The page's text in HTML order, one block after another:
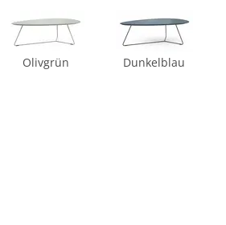
Olivgrün Dunkelblau